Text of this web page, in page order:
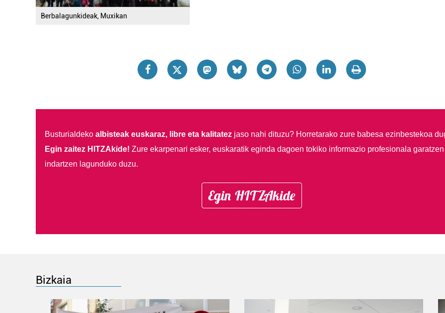
Berbalagunkideak, Muxikan
Busturialdeko albisteak euskaraz, libre eta kalitatezjaso nahi dituzu? Horretarako zure babesa ezinbestekoa
Egin zaitez HITZAkide! Zure ekarpenari esker, euskaratik eginda dagoen tokiko informazio profesionala garatzen
indartzen lagunduko duzu.
Egin HITZAkide
Bizkaia